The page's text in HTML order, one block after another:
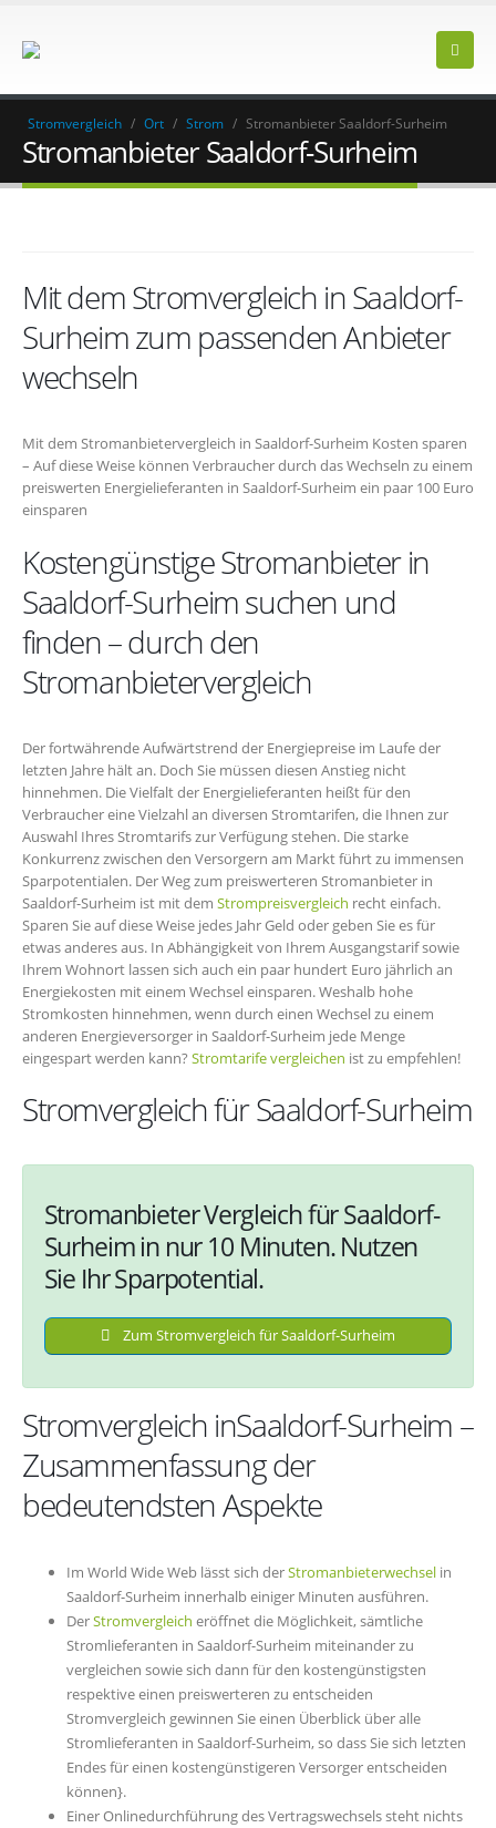
Stromvergleich / Ort / Strom / Stromanbieter Saaldorf-Surheim
Stromanbieter Saaldorf-Surheim
Mit dem Stromvergleich in Saaldorf-
Surheim zum passenden Anbieter
wechseln
Mit dem Stromanbietervergleich in Saaldorf-Surheim Kosten sparen
– Auf diese Weise können Verbraucher durch das Wechseln zu einem
preiswerten Energielieferanten in Saaldorf-Surheim ein paar 100 Euro
einsparen
Kostengünstige Stromanbieter in
Saaldorf-Surheim suchen und
finden – durch den
Stromanbietervergleich
Der fortwährende Aufwärtstrend der Energiepreise im Laufe der
letzten Jahre hält an. Doch Sie müssen diesen Anstieg nicht
hinnehmen. Die Vielfalt der Energielieferanten heißt für den
Verbraucher eine Vielzahl an diversen Stromtarifen, die Ihnen zur
Auswahl Ihres Stromtarifs zur Verfügung stehen. Die starke
Konkurrenz zwischen den Versorgern am Markt führt zu immensen
Sparpotentialen. Der Weg zum preiswerteren Stromanbieter in
Saaldorf-Surheim ist mit dem Strompreisvergleich recht einfach.
Sparen Sie auf diese Weise jedes Jahr Geld oder geben Sie es für
etwas anderes aus. In Abhängigkeit von Ihrem Ausgangstarif sowie
Ihrem Wohnort lassen sich auch ein paar hundert Euro jährlich an
Energiekosten mit einem Wechsel einsparen. Weshalb hohe
Stromkosten hinnehmen, wenn durch einen Wechsel zu einem
anderen Energieversorger in Saaldorf-Surheim jede Menge
eingespart werden kann? Stromtarife vergleichen ist zu empfehlen!
Stromvergleich für Saaldorf-Surheim
Stromanbieter Vergleich für Saaldorf-
Surheim in nur 10 Minuten. Nutzen
Sie Ihr Sparpotential.
Zum Stromvergleich für Saaldorf-Surheim
Stromvergleich inSaaldorf-Surheim –
Zusammenfassung der
bedeutendsten Aspekte
Im World Wide Web lässt sich derStromanbieterwechsel in
Saaldorf-Surheim innerhalb einiger Minuten ausführen.
DerStromvergleich eröffnet die Möglichkeit, sämtliche
Stromlieferanten in Saaldorf-Surheim miteinander zu
vergleichen sowie sich dann für den kostengünstigsten
respektive einen preiswerteren zu entscheiden
Stromvergleich gewinnen Sie einen Überblick über alle
Stromlieferanten in Saaldorf-Surheim, so dass Sie sich letzten
Endes für einen kostengünstigeren Versorger entscheiden
können}.
Einer Onlinedurchführung des Vertragswechsels steht nichts